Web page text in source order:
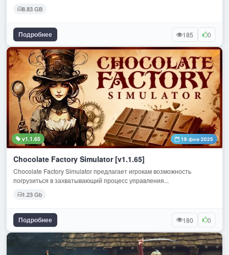
8.83 GB
Подробнее 185 0
v1.1.65 19 фев 2025
Chocolate Factory Simulator [v1.1.65]
Chocolate Factory Simulator предлагает игрокам возможность
погрузиться в захватывающий процесс управления...
1.23 Gb
Подробнее 180 0